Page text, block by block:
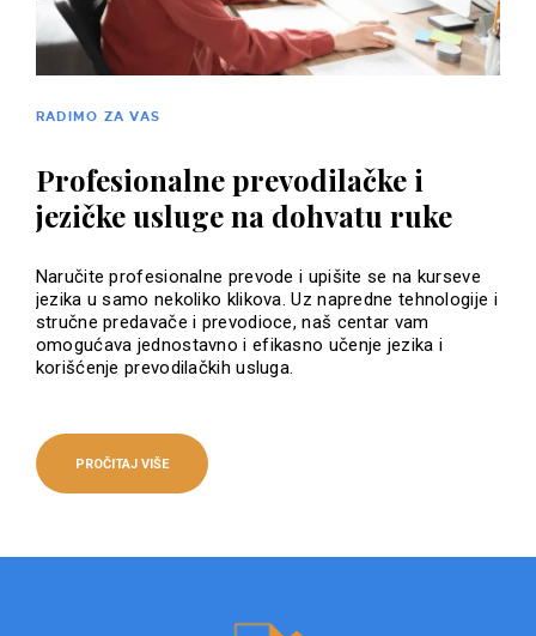
RADIMO ZA VAS
Profesionalne prevodilačke i
jezičke usluge na dohvatu ruke
Naručite profesionalne prevode i upišite se na kurseve
jezika u samo nekoliko klikova. Uz napredne tehnologije i
stručne predavače i prevodioce, naš centar vam
omogućava jednostavno i efikasno učenje jezika i
korišćenje prevodilačkih usluga.
PROČITAJ VIŠE